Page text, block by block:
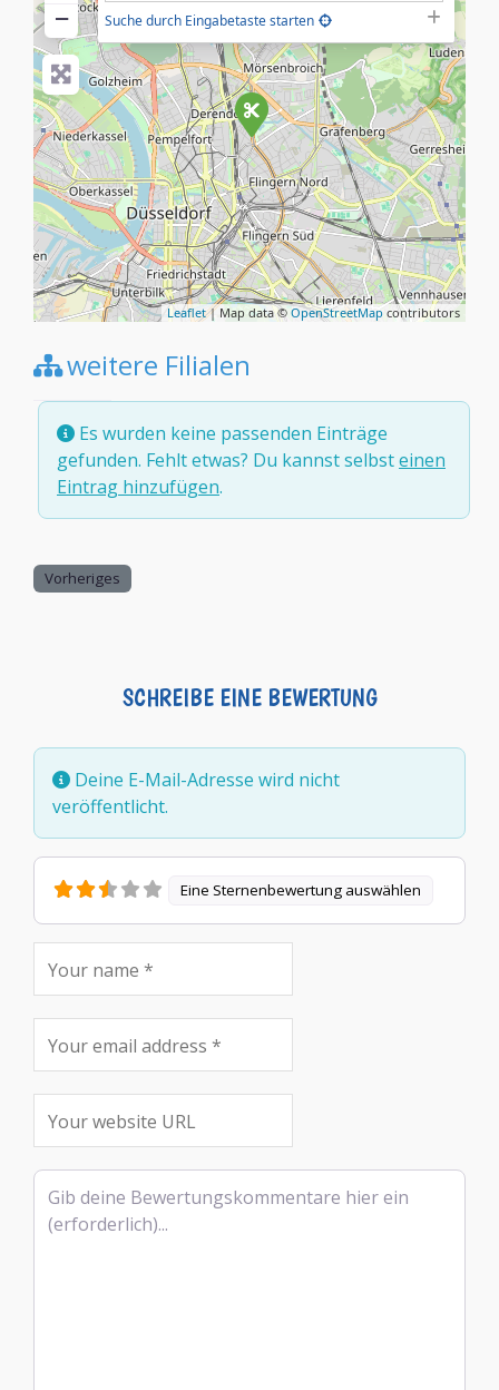
−
Suche durch Eingabetaste starten
Leaflet| Map data © OpenStreetMap contributors
weitere Filialen
Es wurden keine passenden Einträge
gefunden. Fehlt etwas? Du kannst selbsteinen
Eintrag hinzufügen.
Vorheriges
SCHREIBE EINE BEWERTUNG
Deine E-Mail-Adresse wird nicht
veröffentlicht.
Eine Sternenbewertung auswählen
Rezensionstext